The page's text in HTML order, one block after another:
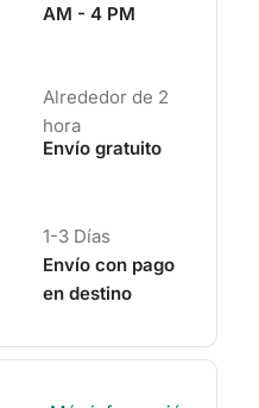
AM - 4 PM
Alrededor de 2
hora
Envío gratuito
1-3 Días
Envío con pago
en destino